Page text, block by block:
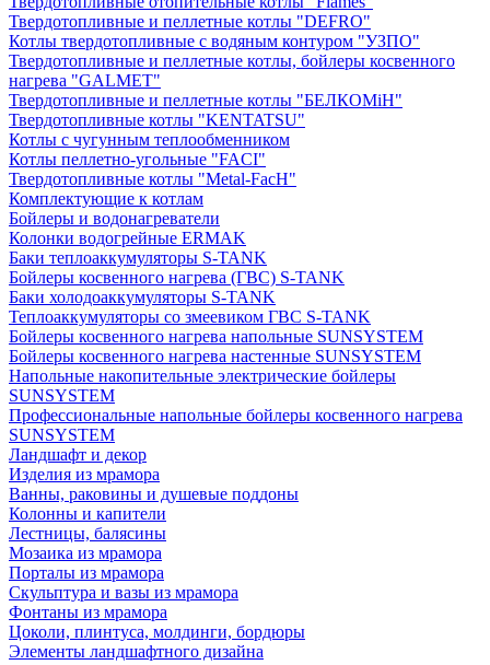
Твердотопливные и пеллетные котлы "DEFRO"
Котлы твердотопливные с водяным контуром "УЗПО"
Твердотопливные и пеллетные котлы, бойлеры косвенного
нагрева "GALMET"
Твердотопливные и пеллетные котлы "БЕЛКОМiН"
Твердотопливные котлы "KENTATSU"
Котлы с чугунным теплообменником
Котлы пеллетно-угольные "FACI"
Твердотопливные котлы "Metal-FacH"
Комплектующие к котлам
Бойлеры и водонагреватели
Колонки водогрейные ERMAK
Баки теплоаккумуляторы S-TANK
Бойлеры косвенного нагрева (ГВС) S-TANK
Баки холодоаккумуляторы S-TANK
Теплоаккумуляторы со змеевиком ГВС S-TANK
Бойлеры косвенного нагрева напольные SUNSYSTEM
Бойлеры косвенного нагрева настенные SUNSYSTEM
Напольные накопительные электрические бойлеры
SUNSYSTEM
Профессиональные напольные бойлеры косвенного нагрева
SUNSYSTEM
Ландшафт и декор
Изделия из мрамора
Ванны, раковины и душевые поддоны
Колонны и капители
Лестницы, балясины
Мозаика из мрамора
Порталы из мрамора
Скульптура и вазы из мрамора
Фонтаны из мрамора
Цоколи, плинтуса, молдинги, бордюры
Элементы ландшафтного дизайна